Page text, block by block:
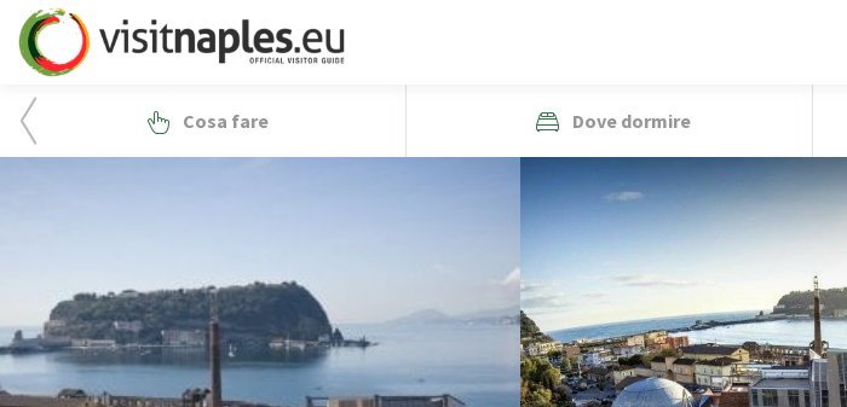
Cosa fare Dove dormire